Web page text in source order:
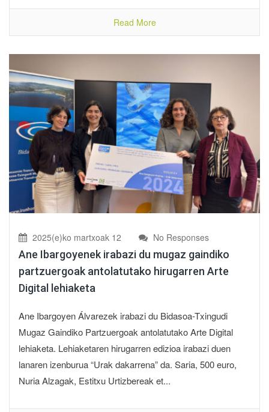
Read More
2025(e)ko martxoak 12 No Responses
Ane Ibargoyenek irabazi du mugaz gaindiko
partzuergoak antolatutako hirugarren Arte
Digital lehiaketa
Ane Ibargoyen Álvarezek irabazi du Bidasoa-Txingudi
Mugaz Gaindiko Partzuergoak antolatutako Arte Digital
lehiaketa. Lehiaketaren hirugarren edizioa irabazi duen
lanaren izenburua “Urak dakarrena” da. Saria, 500 euro,
Nuria Alzagak, Estitxu Urtizbereak et...